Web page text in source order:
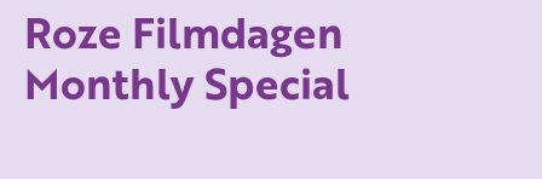
Roze Filmdagen
Monthly Special